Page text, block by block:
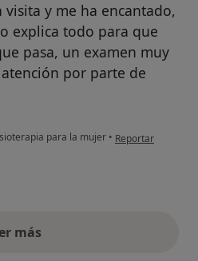
y me ha encantado,
explica todo para que
pasa, un examen muy
por parte de
para la mujer • en opinión del
Reportar
más
opiniones anteriores